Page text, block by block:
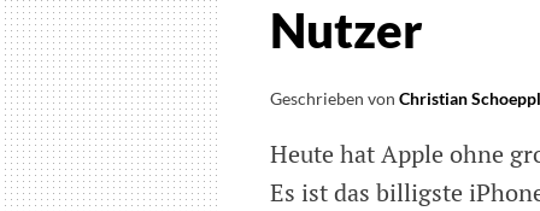
Nutzer
Geschrieben von Christian
Heute hat Apple ohne
Es ist das billigste